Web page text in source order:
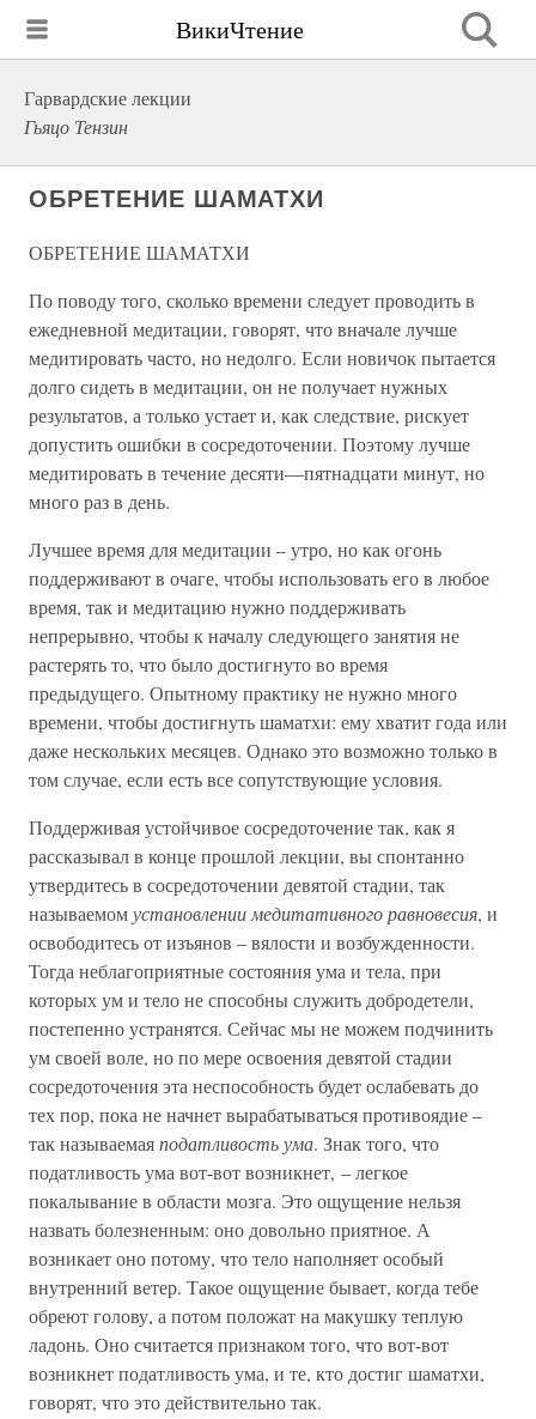
ВикиЧтение
Гарвардские лекции
Гьяцо Тензин
ОБРЕТЕНИЕ ШАМАТХИ
ОБРЕТЕНИЕ ШАМАТХИ
По поводу того, сколько времени следует проводить в
ежедневной медитации, говорят, что вначале лучше
медитировать часто, но недолго. Если новичок пытается
долго сидеть в медитации, он не получает нужных
результатов, а только устает и, как следствие, рискует
допустить ошибки в сосредоточении. Поэтому лучше
медитировать в течение десяти—пятнадцати минут, но
много раз в день.
Лучшее время для медитации – утро, но как огонь
поддерживают в очаге, чтобы использовать его в любое
время, так и медитацию нужно поддерживать
непрерывно, чтобы к началу следующего занятия не
растерять то, что было достигнуто во время
предыдущего. Опытному практику не нужно много
времени, чтобы достигнуть шаматхи: ему хватит года или
даже нескольких месяцев. Однако это возможно только в
том случае, если есть все сопутствующие условия.
Поддерживая устойчивое сосредоточение так, как я
рассказывал в конце прошлой лекции, вы спонтанно
утвердитесь в сосредоточении девятой стадии, так
называемомустановлении медитативного равновесия, и
освободитесь от изъянов – вялости и возбужденности.
Тогда неблагоприятные состояния ума и тела, при
которых ум и тело не способны служить добродетели,
постепенно устранятся. Сейчас мы не можем подчинить
ум своей воле, но по мере освоения девятой стадии
сосредоточения эта неспособность будет ослабевать до
тех пор, пока не начнет вырабатываться противоядие –
так называемаяподатливость ума. Знак того, что
податливость ума вот-вот возникнет, – легкое
покалывание в области мозга. Это ощущение нельзя
назвать болезненным: оно довольно приятное. А
возникает оно потому, что тело наполняет особый
внутренний ветер. Такое ощущение бывает, когда тебе
обреют голову, а потом положат на макушку теплую
ладонь. Оно считается признаком того, что вот-вот
возникнет податливость ума, и те, кто достиг шаматхи,
говорят, что это действительно так.